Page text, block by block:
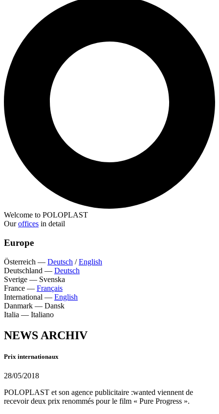
Welcome to POLOPLAST
Ouroffices in detail
Europe
Österreich — Deutsch /English
Deutschland — Deutsch
Sverige — Svenska
France — Français
International — English
Danmark — Dansk
Italia — Italiano
NEWS ARCHIV
Prix internationaux
28/05/2018
POLOPLAST et son agence publicitaire :wanted viennent de
recevoir deux prix renommés pour le film « Pure Progress ».